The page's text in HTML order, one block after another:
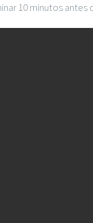
10 minutos antes